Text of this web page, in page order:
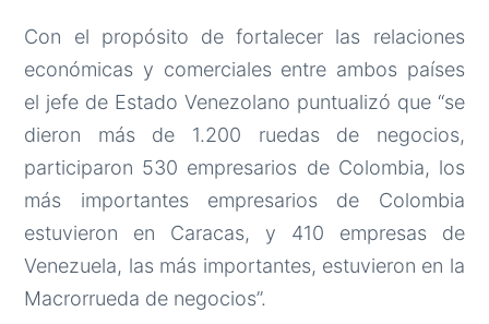
Con el propósito de fortalecer las relaciones
económicas y comerciales entre ambos países
el jefe de Estado Venezolano puntualizó que “se
dieron más de 1.200 ruedas de negocios,
participaron 530 empresarios de Colombia, los
más importantes empresarios de Colombia
estuvieron en Caracas, y 410 empresas de
Venezuela, las más importantes, estuvieron en la
Macrorrueda de negocios”.